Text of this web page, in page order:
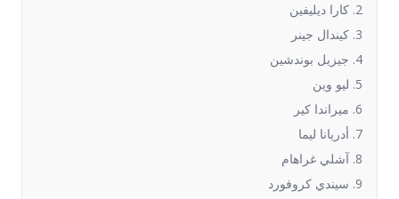
2. كارا ديليفين
3. كيندال جينر
4. جيزيل بوندشين
5. ليو وين
6. ميراندا كير
7. أدريانا ليما
8. آشلي غراهام
9. سيندي كروفورد